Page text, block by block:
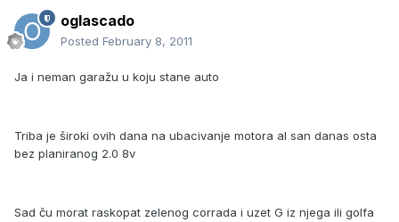
oglascado
Posted February 8, 2011
Ja i neman garažu u koju stane auto
Triba je široki ovih dana na ubacivanje motora al san danas osta
bez planiranog 2.0 8v
Sad ču morat raskopat zelenog corrada i uzet G iz njega ili golfa